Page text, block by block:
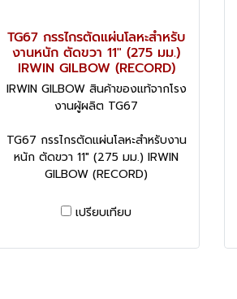
TG67 กรรไกรตัดแผ่นโลหะสำหรับ
งานหนัก ตัดขวา 11" (275 มม.)
IRWIN GILBOW (RECORD)
IRWIN GILBOW สินค้าของแท้จากโรง
งานผู้ผลิต TG67
TG67 กรรไกรตัดแผ่นโลหะสำหรับงาน
หนัก ตัดขวา 11" (275 มม.) IRWIN
GILBOW (RECORD)
เปรียบเทียบ